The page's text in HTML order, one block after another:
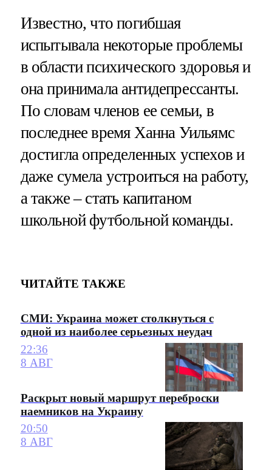
Известно, что погибшая
испытывала некоторые проблемы
в области психического здоровья и
она принимала антидепрессанты.
По словам членов ее семьи, в
последнее время Ханна Уильямс
достигла определенных успехов и
даже сумела устроиться на работу,
а также – стать капитаном
школьной футбольной команды.
ЧИТАЙТЕ ТАКЖЕ
СМИ: Украина может столкнуться с
одной из наиболее серьезных неудач
22:36
8 АВГ
Раскрыт новый маршрут переброски
наемников на Украину
20:50
8 АВГ